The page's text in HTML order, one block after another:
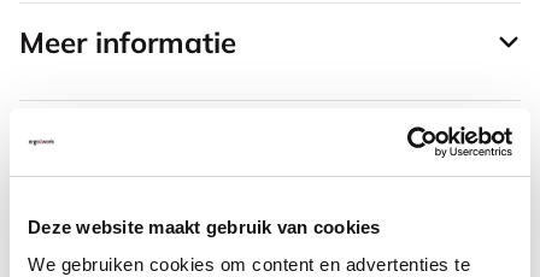
Deze website maakt gebruik van cookies
We gebruiken cookies om content en advertenties te
Meer informatie
Vaak samen gekocht met
Evoluent 4 verticale muis